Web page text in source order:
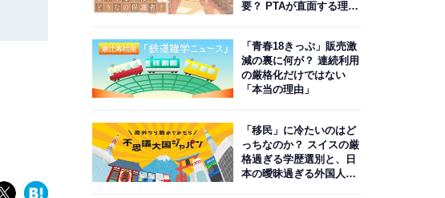
要？ PTAが直面する理想
「青春18きっぷ」販売激
減の裏に何が？ 連続利用
の厳格化だけではない
「本当の理由」
「移民」に冷たいのはど
っちなのか？ スイスの厳
格過ぎる学歴選別と、日
本の曖昧過ぎる外国人政